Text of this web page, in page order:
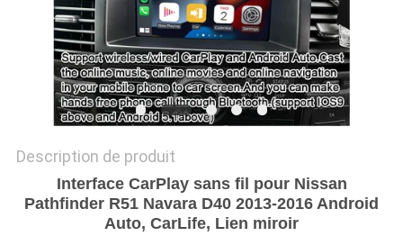
Description de produit
Interface CarPlay sans fil pour Nissan
Pathfinder R51 Navara D40 2013-2016 Android
Auto, CarLife, Lien miroir